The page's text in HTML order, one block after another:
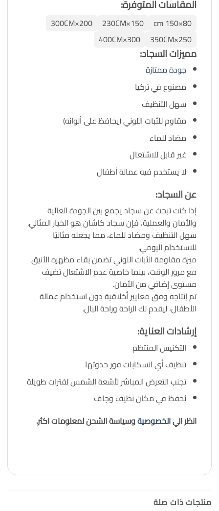
المقاسات المتوفرة:
80×150 cm
150×230CM
200×300CM
250×350CM
300×400CM
مميزات السجاد:
جودة ممتازة
مصنوع في تركيا
سهل التنظيف
مقاوم للثبات اللوني (يحافظ على ألوانه)
مضاد للماء
غير قابل للاشتعال
لا يستخدم فيه عمالة أطفال
عن السجاد:
إذا كنت تبحث عن سجاد يجمع بين الجودة العالية
والأمان والعملية، فإن سجاد كاشان هو الخيار المثالي.
سهل التنظيف ومضاد للماء، مما يجعله مثاليًا
للاستخدام اليومي.
ميزة مقاومة الثبات اللوني تضمن بقاء مظهره الأنيق
مع مرور الوقت، بينما خاصية عدم الاشتعال تضيف
مستوى إضافي من الأمان.
تم إنتاجه وفق معايير أخلاقية دون استخدام عمالة
الأطفال، ليقدم لك الراحة وراحة البال.
إرشادات العناية:
التكنيس المنتظم
تنظيف أي انسكابات فور حدوثها
تجنب التعرض المباشر لأشعة الشمس لفترات طويلة
يُحفظ في مكان نظيف وجاف
انظر اليالخصوصيةوسياسة الشحن لمعلومات اكثر.
منتجات ذات صلة